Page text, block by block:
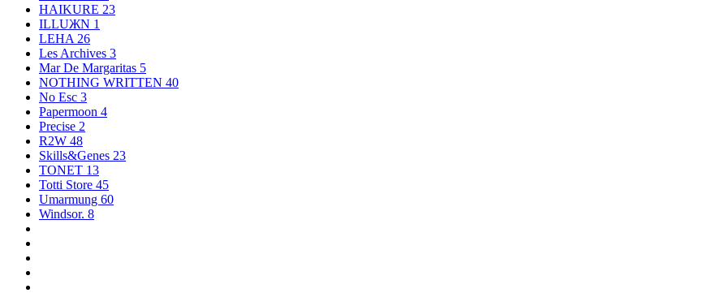
HAIKURE 23
ILLUЖN 1
LEHA 26
Les Archives 3
Mar De Margaritas 5
NOTHING WRITTEN 40
No Esc 3
Papermoon 4
Precise 2
R2W 48
Skills&Genes 23
TONET 13
Totti Store 45
Umarmung 60
Windsor. 8